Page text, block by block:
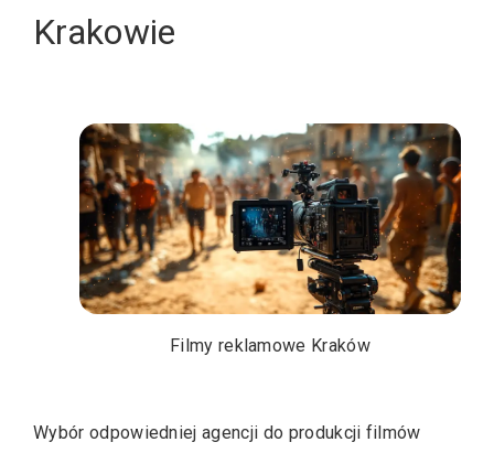
Krakowie
Filmy reklamowe Kraków
Wybór odpowiedniej agencji do produkcji filmów